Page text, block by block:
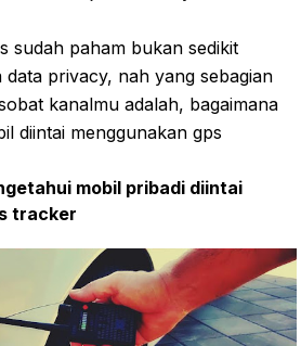
sudah paham bukan sedikit
data privacy, nah yang sebagian
kanalmu adalah, bagaimana
diintai menggunakan gps
mobil pribadi diintai
tracker